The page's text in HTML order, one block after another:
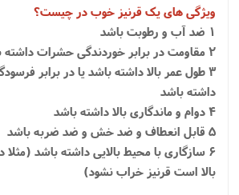
ویژگی های یک قرنیز خوب در چیست؟
1 ضد آب و رطوبت باشد
2 مقاومت در برابر خوردندگی حشرات داشته باشد
3 طول عمر بالا داشته باشد یا در برابر
داشته باشد
4 دوام و ماندگاری بالا داشته باشد
5 قابل انعطاف و ضد خش و ضد ضربه باشد
6 سازگاری با محیط بالایی داشته باشد
بالا است قرنیز خراب نشود)